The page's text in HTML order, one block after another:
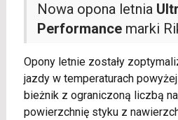
Nowa opona letnia
Performancemarki
Opony letnie zostały
jazdy w temperaturach
bieżnik z ograniczoną liczbą
powierzchnię styku z